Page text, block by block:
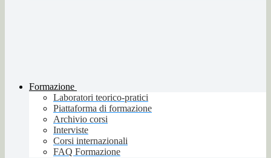
Formazione
Laboratori teorico-pratici
Piattaforma di formazione
Archivio corsi
Interviste
Corsi internazionali
FAQ Formazione